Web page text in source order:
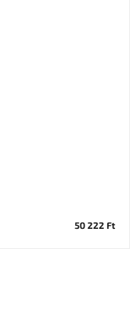
50 222 Ft